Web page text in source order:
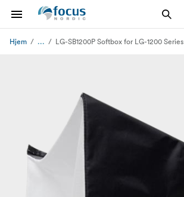
Hjem ... LG-SB1200P Softbox for LG-1200 Series